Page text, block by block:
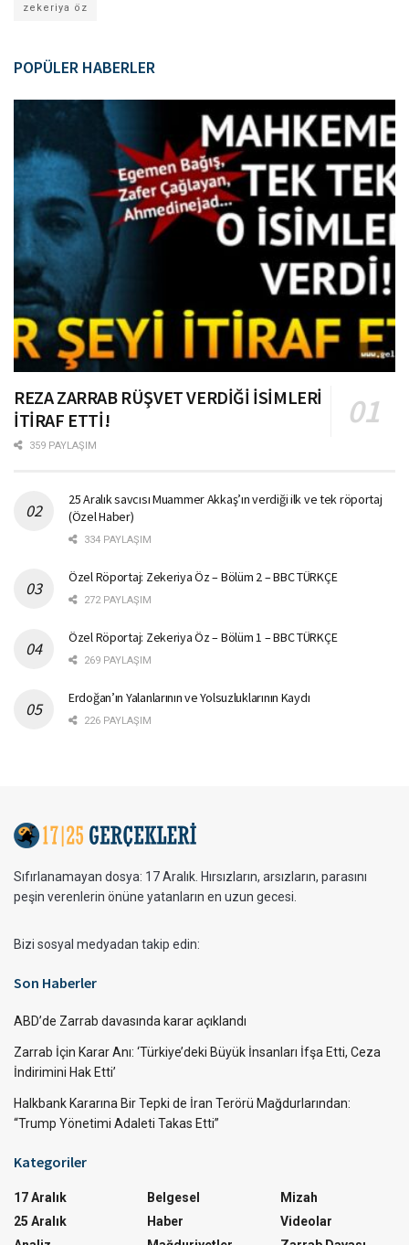
zekeriya öz
POPÜLER HABERLER
REZA ZARRAB RÜŞVET VERDİĞİ İSİMLERİ
İTİRAF ETTİ!
359 PAYLAŞIM
25 Aralık savcısı Muammer Akkaş’ın verdiği ilk ve tek röportaj
(Özel Haber)
334 PAYLAŞIM
Özel Röportaj: Zekeriya Öz – Bölüm 2 – BBC TÜRKÇE
272 PAYLAŞIM
Özel Röportaj: Zekeriya Öz – Bölüm 1 – BBC TÜRKÇE
269 PAYLAŞIM
Erdoğan’ın Yalanlarının ve Yolsuzluklarının Kaydı
226 PAYLAŞIM
Sıfırlanamayan dosya: 17 Aralık. Hırsızların, arsızların, parasını
peşin verenlerin önüne yatanların en uzun gecesi.
Bizi sosyal medyadan takip edin:
Son Haberler
ABD’de Zarrab davasında karar açıklandı
Zarrab İçin Karar Anı: ‘Türkiye’deki Büyük İnsanları İfşa Etti, Ceza
İndirimini Hak Etti’
Halkbank Kararına Bir Tepki de İran Terörü Mağdurlarından:
“Trump Yönetimi Adaleti Takas Etti”
Kategoriler
17 Aralık
25 Aralık
Belgesel
Haber
Mizah
Videolar